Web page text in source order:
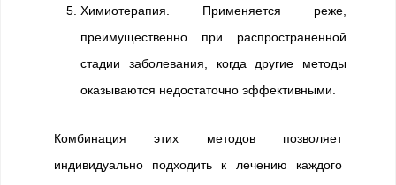
Химиотерапия. Применяется реже,
преимущественно при распространенной
стадии заболевания, когда другие методы
оказываются недостаточно эффективными.
Комбинация этих методов позволяет
индивидуально подходить к лечению каждого